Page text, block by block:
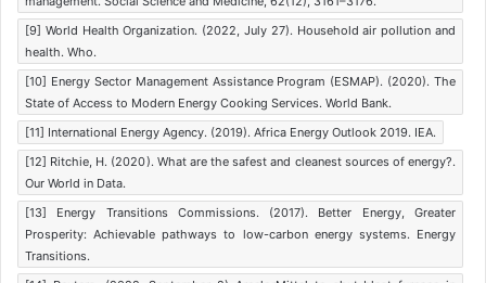
[9] World Health Organization. (2022, July 27). Household air pollution and
health. Who.
[10] Energy Sector Management Assistance Program (ESMAP). (2020). The
State of Access to Modern Energy Cooking Services. World Bank.
[11] International Energy Agency. (2019). Africa Energy Outlook 2019. IEA.
[12] Ritchie, H. (2020). What are the safest and cleanest sources of energy?.
Our World in Data.
[13] Energy Transitions Commissions. (2017). Better Energy, Greater
Prosperity: Achievable pathways to low-carbon energy systems. Energy
Transitions.